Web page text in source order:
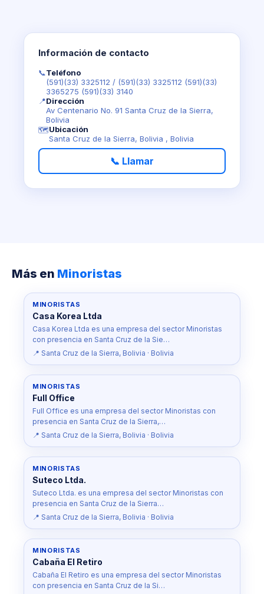
Información de contacto
📞Teléfono
(591)(33) 3325112 / (591)(33) 3325112 (591)(33)
3365275 (591)(33) 3140
📍Dirección
Av Centenario No. 91 Santa Cruz de la Sierra,
Bolivia
🗺️Ubicación
Santa Cruz de la Sierra, Bolivia , Bolivia
📞 Llamar
Más en Minoristas
MINORISTAS
Casa Korea Ltda
Casa Korea Ltda es una empresa del sector Minoristas
con presencia en Santa Cruz de la Sie…
📍 Santa Cruz de la Sierra, Bolivia · Bolivia
MINORISTAS
Full Office
Full Office es una empresa del sector Minoristas con
presencia en Santa Cruz de la Sierra,…
📍 Santa Cruz de la Sierra, Bolivia · Bolivia
MINORISTAS
Suteco Ltda.
Suteco Ltda. es una empresa del sector Minoristas con
presencia en Santa Cruz de la Sierra…
📍 Santa Cruz de la Sierra, Bolivia · Bolivia
MINORISTAS
Cabaña El Retiro
Cabaña El Retiro es una empresa del sector Minoristas
con presencia en Santa Cruz de la Si…